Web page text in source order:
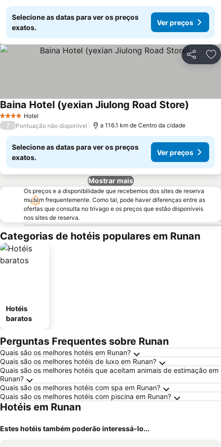
Selecione as datas para ver os preços
exatos.
Ver preços
Partilhar
4 EstrelasHotel
Baina Hotel (yexian Jiulong Road Store)
/ Pontuação não disponível a 116.1 km de Centro da cidade
Selecione as datas para ver os preços
exatos.
Ver preços
Mostrar mais
Os preços e a disponibilidade que recebemos dos sites de reserva
mudam frequentemente. Como tal, pode haver diferenças entre as
ofertas que consulta no trivago e os preços que estão disponíveis
nos sites de reserva.
Categorias de hotéis populares em Runan
Hotéis
baratos
Perguntas Frequentes sobre Runan
Quais são os melhores hotéis em Runan?
Quais são os melhores hotéis de luxo em Runan?
Quais são os melhores hotéis que aceitam animais de estimação em
Runan?
Quais são os melhores hotéis com spa em Runan?
Quais são os melhores hotéis com piscina em Runan?
Hotéis em Runan
Estes hotéis também poderão interessá-lo...